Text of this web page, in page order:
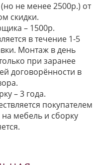
не менее 2500р.) от
скидки.
– 1500р.
в течение 1-5
Монтаж в день
при заранее
договорённости в
– 3 года.
покупателем
мебель и сборку